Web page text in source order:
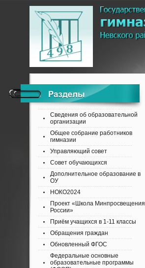
Сведения об образовательной
организации
Общее собрание работников
гимназии
Управляющий совет
Совет обучающихся
Дополнительное образование в
ОУ
НОКО2024
Проект «Школа Минпросвещения
России»
Приём учащихся в 1-11 классы
Обращения граждан
Обновленный ФГОС
Федеральные основные
образовательные программы